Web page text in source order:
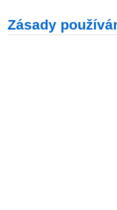
Zásady